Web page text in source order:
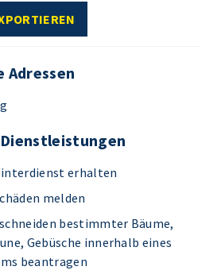
erhalten
melden
bestimmter Bäume,
Gebüsche innerhalb eines
beantragen